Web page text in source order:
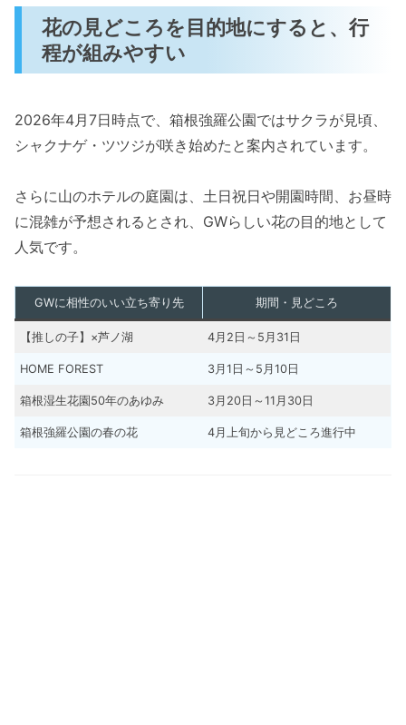
花の見どころを目的地にすると、行
程が組みやすい
2026年4月7日時点で、箱根強羅公園ではサクラが見頃、
シャクナゲ・ツツジが咲き始めたと案内されています。
さらに山のホテルの庭園は、土日祝日や開園時間、お昼時
に混雑が予想されるとされ、GWらしい花の目的地として
人気です。
GWに相性のいい立ち寄り先 期間・見どころ
【推しの子】×芦ノ湖 4月2日～5月31日
HOME FOREST 3月1日～5月10日
箱根湿生花園50年のあゆみ 3月20日～11月30日
箱根強羅公園の春の花 4月上旬から見どころ進行中